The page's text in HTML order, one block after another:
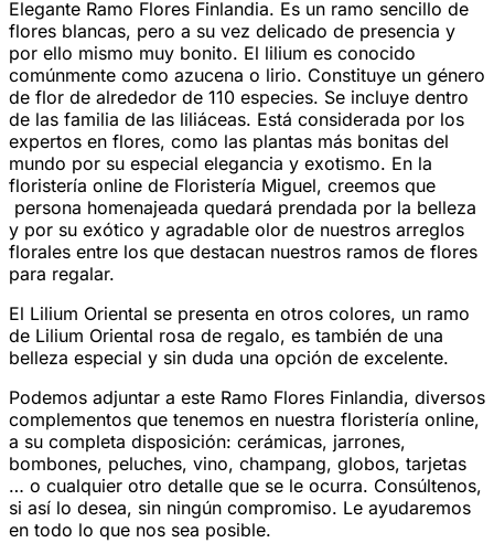
Elegante Ramo Flores Finlandia. Es un ramo sencillo de
flores blancas, pero a su vez delicado de presencia y
por ello mismo muy bonito. El lilium es conocido
comúnmente como azucena o lirio. Constituye un género
de flor de alrededor de 110 especies. Se incluye dentro
de las familia de las liliáceas. Está considerada por los
expertos en flores, como las plantas más bonitas del
mundo por su especial elegancia y exotismo. En la
floristería online de Floristería Miguel, creemos que
persona homenajeada quedará prendada por la belleza
y por su exótico y agradable olor de nuestros arreglos
florales entre los que destacan nuestros ramos de flores
para regalar.
El Lilium Oriental se presenta en otros colores, un ramo
de Lilium Oriental rosa de regalo, es también de una
belleza especial y sin duda una opción de excelente.
Podemos adjuntar a este Ramo Flores Finlandia, diversos
complementos que tenemos en nuestra floristería online,
a su completa disposición: cerámicas, jarrones,
bombones, peluches, vino, champang, globos, tarjetas
… o cualquier otro detalle que se le ocurra. Consúltenos,
si así lo desea, sin ningún compromiso. Le ayudaremos
en todo lo que nos sea posible.